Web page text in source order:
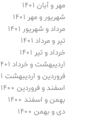
مهر و آبان ۱۴۰۱
شهریور و مهر ۱۴۰۱
مرداد و شهریور ۱۴۰۱
تیر و مرداد ۱۴۰۱
خرداد و تیر ۱۴۰۱
اردیبهشت و خرداد ۱۴۰۱
فروردین و اردیبهشت ۱۴۰۱
اسفند و فروردین ۱۴۰۰
بهمن و اسفند ۱۴۰۰
دی و بهمن ۱۴۰۰